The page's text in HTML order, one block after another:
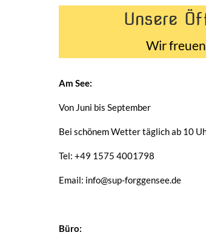
Unsere
Wir
Am See:
Von Juni bis September
Bei schönem Wetter täglich ab 10
Tel: +49 1575 4001798
Email: info@sup-forggensee.de
Büro: